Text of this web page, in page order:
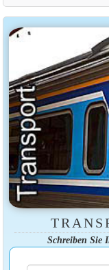
Schreiben Sie